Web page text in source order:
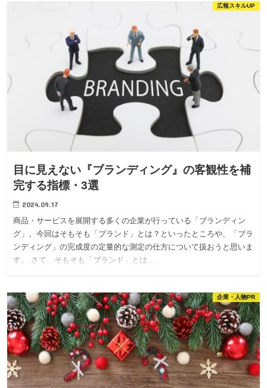
広報スキルUP
目に見えない『ブランディング』の客観性を補
完する指標・3選
2024.09.17
商品・サービスを展開する多くの企業が行っている「ブランディン
グ」。今回はそもそも「ブランド」とは？といったところや、「ブラ
ンディング」の完成度の定量的な測定の仕方について扱おうと思いま
す。 さて、そもそも「ブランド」とは…
企業・人物PR